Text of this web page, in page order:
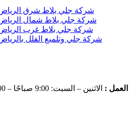
شركة جلي بلاط شرق الرياض –
شركة جلي بلاط شمال الرياض –
شركة جلي بلاط غرب الرياض –
شركة جلي وتلميع الفلل بالرياض –
: الاثنين – السبت: 9:00 صباحًا – 5:00 مساءً، الأحد: مغلق